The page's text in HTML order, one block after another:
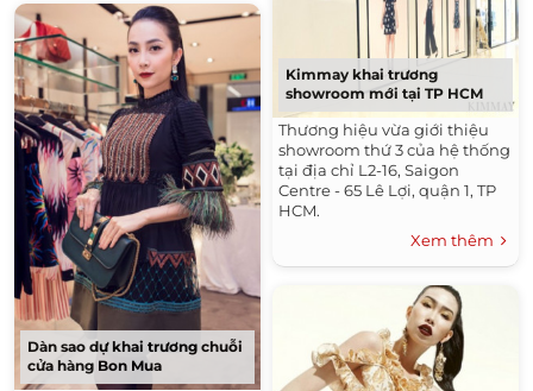
Dàn sao dự khai trương chuỗi
cửa hàng Bon Mua
Kimmay khai trương
showroom mới tại TP HCM
Thương hiệu vừa giới thiệu
showroom thứ 3 của hệ thống
tại địa chỉ L2-16, Saigon
Centre - 65 Lê Lợi, quận 1, TP
HCM.
Xem thêm